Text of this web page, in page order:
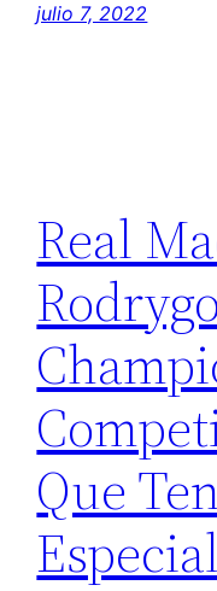
julio 7, 2022
Real
Que